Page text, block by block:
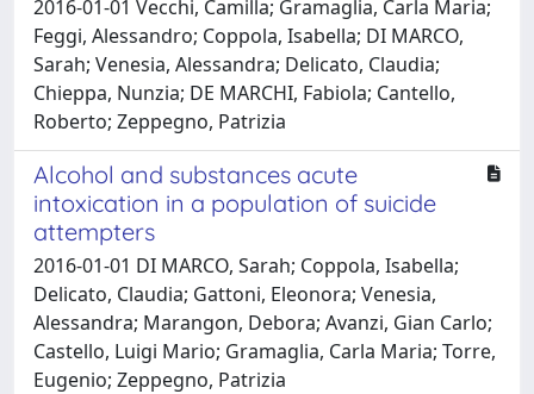
2016-01-01 Vecchi, Camilla; Gramaglia, Carla Maria;
Feggi, Alessandro; Coppola, Isabella; DI MARCO,
Sarah; Venesia, Alessandra; Delicato, Claudia;
Chieppa, Nunzia; DE MARCHI, Fabiola; Cantello,
Roberto; Zeppegno, Patrizia
Alcohol and substances acute
intoxication in a population of suicide
attempters
2016-01-01 DI MARCO, Sarah; Coppola, Isabella;
Delicato, Claudia; Gattoni, Eleonora; Venesia,
Alessandra; Marangon, Debora; Avanzi, Gian Carlo;
Castello, Luigi Mario; Gramaglia, Carla Maria; Torre,
Eugenio; Zeppegno, Patrizia